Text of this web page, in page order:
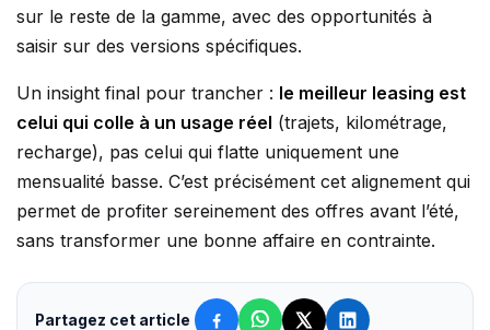
sur le reste de la gamme, avec des opportunités à
saisir sur des versions spécifiques.
Un insight final pour trancher : le meilleur leasing est
celui qui colle à un usage réel (trajets, kilométrage,
recharge), pas celui qui flatte uniquement une
mensualité basse. C’est précisément cet alignement qui
permet de profiter sereinement des offres avant l’été,
sans transformer une bonne affaire en contrainte.
Partagez cet article